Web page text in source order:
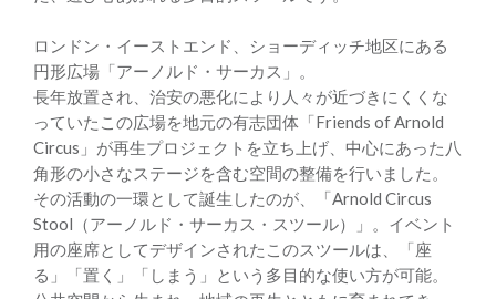
ロンドン・イーストエンド、ショーディッチ地区にある
円形広場「アーノルド・サーカス」。
長年放置され、治安の悪化により人々が近づきにくくな
っていたこの広場を地元の有志団体「Friends of Arnold
Circus」が再生プロジェクトを立ち上げ、中心にあった八
角形の小さなステージを含む空間の整備を行いました。
その活動の一環として誕生したのが、「Arnold Circus
Stool（アーノルド・サーカス・スツール）」。イベント
用の座席としてデザインされたこのスツールは、「座
る」「置く」「しまう」という多目的な使い方が可能。